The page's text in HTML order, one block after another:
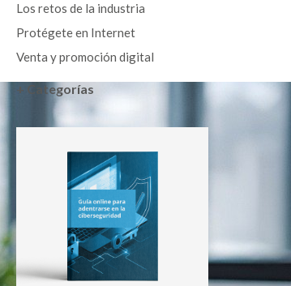
Los retos de la industria
Protégete en Internet
Venta y promoción digital
+ Categorías